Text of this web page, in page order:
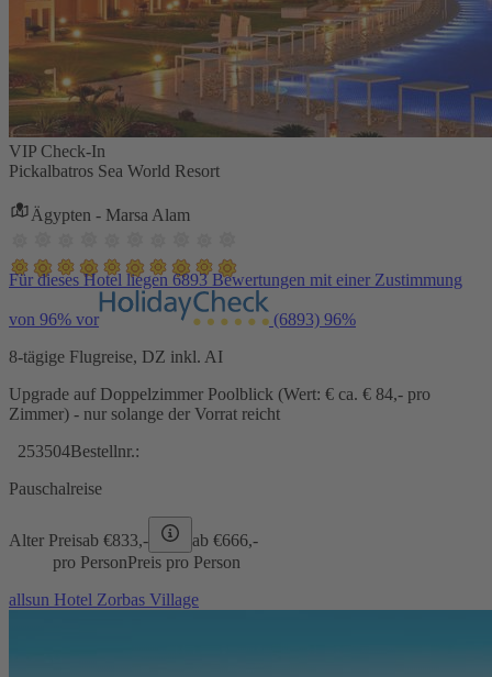
VIP Check-In
Pickalbatros Sea World Resort
Ägypten - Marsa Alam
Für dieses Hotel liegen 6893 Bewertungen mit einer Zustimmung
von 96% vor (6893) 96%
8-tägige Flugreise, DZ inkl. AI
Upgrade auf Doppelzimmer Poolblick (Wert: € ca. € 84,- pro
Zimmer) - nur solange der Vorrat reicht
253504Bestellnr.:
Pauschalreise
Alter Preisab €833,- ab €666,-
pro PersonPreis pro Person
allsun Hotel Zorbas Village